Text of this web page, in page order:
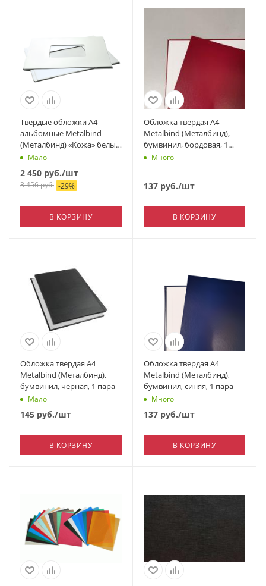
Твердые обложки А4
альбомные Metalbind
(Металбинд) «Кожа» белые
с окном, 10 пар/уп.
Мало
2 450 руб./шт
3 456руб. -29%
В КОРЗИНУ
Обложка твердая А4
Metalbind (Металбинд),
бумвинил, бордовая, 1
параМного
137 руб./шт
В КОРЗИНУ
Обложка твердая А4
Metalbind (Металбинд),
бумвинил, черная, 1 пара
Мало
145 руб./шт
В КОРЗИНУ
Обложка твердая А4
Metalbind (Металбинд),
бумвинил, синяя, 1 пара
Много
137 руб./шт
В КОРЗИНУ